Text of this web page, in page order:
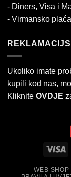
- Diners, Visa i
- Virmansko
Ukoliko imate
kupili kod nas,
Kliknite OVDJE
WEB-SHOP